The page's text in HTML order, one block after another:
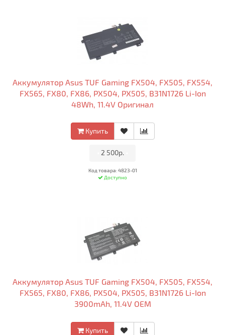
Аккумулятор Asus TUF Gaming FX504, FX505, FX554,
FX565, FX80, FX86, PX504, PX505, B31N1726 Li-Ion
48Wh, 11.4V Оригинал
Купить
2 500р.
Код товара: 4823-01
Доступно
Аккумулятор Asus TUF Gaming FX504, FX505, FX554,
FX565, FX80, FX86, PX504, PX505, B31N1726 Li-Ion
3900mAh, 11.4V OEM
Купить